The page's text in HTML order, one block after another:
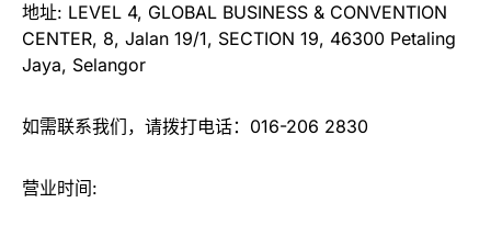
地址: LEVEL 4, GLOBAL BUSINESS & CONVENTION
CENTER, 8, Jalan 19/1, SECTION 19, 46300 Petaling
Jaya, Selangor
如需联系我们，请拨打电话：016-206 2830
营业时间: